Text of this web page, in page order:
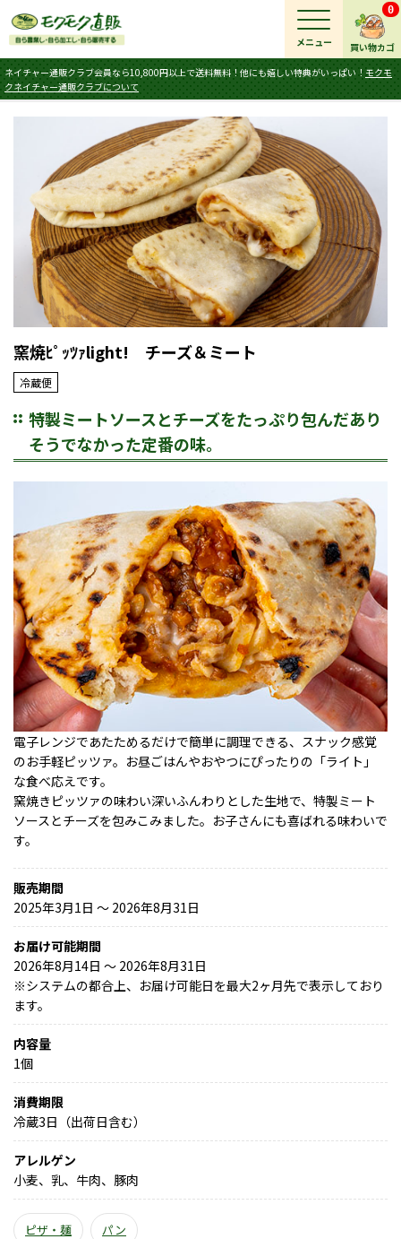
買い物カゴ
0
ネイチャー通販クラブ会員なら10,800円以上で送料無料！他にも嬉しい特典がいっぱい！ モクモ
クネイチャー通販クラブについて
メニュー
窯焼ﾋﾟｯﾂｧlight! チーズ＆ミート
冷蔵便
特製ミートソースとチーズをたっぷり包んだあり
そうでなかった定番の味。
電子レンジであたためるだけで簡単に調理できる、スナック感覚
のお手軽ピッツァ。お昼ごはんやおやつにぴったりの「ライト」
な食べ応えです。
窯焼きピッツァの味わい深いふんわりとした生地で、特製ミート
ソースとチーズを包みこみました。お子さんにも喜ばれる味わいで
す。
販売期間
2025年3月1日 〜 2026年8月31日
お届け可能期間
2026年8月14日 ～ 2026年8月31日
※システムの都合上、お届け可能日を最大2ヶ月先で表示しており
ます。
内容量
1個
消費期限
冷蔵3日（出荷日含む）
アレルゲン
小麦、乳、牛肉、豚肉
ピザ・麺 パン